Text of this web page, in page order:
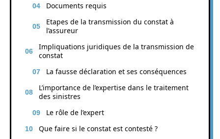
Documents requis
Etapes de la transmission du constat à
l’assureur
Impliquations juridiques de la transmission de
constat
La fausse déclaration et ses conséquences
L’importance de l’expertise dans le traitement
des sinistres
Le rôle de l’expert
Que faire si le constat est contesté ?